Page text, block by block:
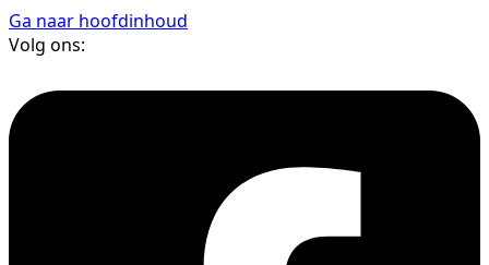
Ga naar hoofdinhoud
Volg ons: